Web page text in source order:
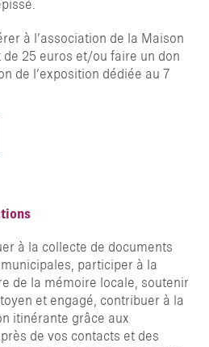
OU ESC POUR FERMER
à l’association de la Maison
de 25 euros et/ou faire un don
de l’exposition dédiée au 7
à la collecte de documents
participer à la
de la mémoire locale, soutenir
et engagé, contribuer à la
itinérante grâce aux
de vos contacts et des